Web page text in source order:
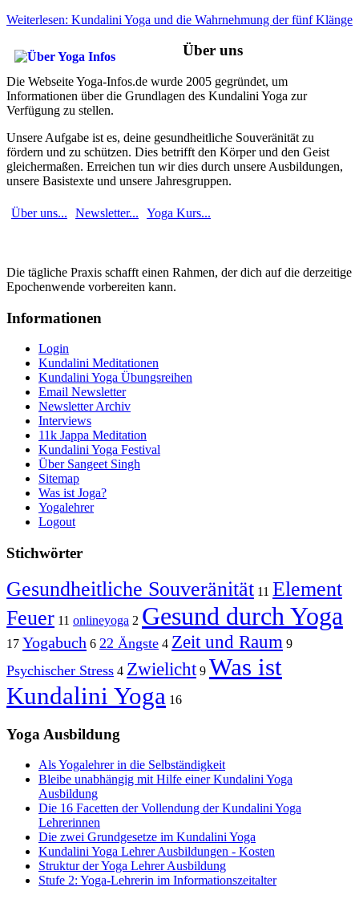
Weiterlesen: Kundalini Yoga und die Wahrnehmung der fünf Klänge
Über uns
Die Webseite Yoga-Infos.de wurde 2005 gegründet, um
Informationen über die Grundlagen des Kundalini Yoga zur
Verfügung zu stellen.
Unsere Aufgabe ist es, deine gesundheitliche Souveränität zu
fördern und zu schützen. Dies betrifft den Körper und den Geist
gleichermaßen. Erreichen tun wir dies durch unsere Ausbildungen,
unsere Basistexte und unsere Jahresgruppen.
Über uns... Newsletter... Yoga Kurs...
Die tägliche Praxis schafft einen Rahmen, der dich auf die derzeitige
Epochenwende vorbereiten kann.
Informationen
Login
Kundalini Meditationen
Kundalini Yoga Übungsreihen
Email Newsletter
Newsletter Archiv
Interviews
11k Jappa Meditation
Kundalini Yoga Festival
Über Sangeet Singh
Sitemap
Was ist Joga?
Yogalehrer
Logout
Stichwörter
Gesundheitliche Souveränität 11 Element
Feuer 11 onlineyoga 2 Gesund durch Yoga
17 Yogabuch 6 22 Ängste 4 Zeit und Raum 9
Psychischer Stress 4 Zwielicht 9 Was ist
Kundalini Yoga 16
Yoga Ausbildung
Als Yogalehrer in die Selbständigkeit
Bleibe unabhängig mit Hilfe einer Kundalini Yoga
Ausbildung
Die 16 Facetten der Vollendung der Kundalini Yoga
Lehrerinnen
Die zwei Grundgesetze im Kundalini Yoga
Kundalini Yoga Lehrer Ausbildungen - Kosten
Struktur der Yoga Lehrer Ausbildung
Stufe 2: Yoga-Lehrerin im Informationszeitalter